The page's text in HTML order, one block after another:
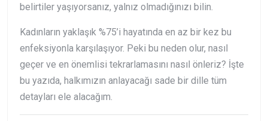
belirtiler yaşıyorsanız, yalnız olmadığınızı bilin.
Kadınların yaklaşık %75’i hayatında en az bir kez bu
enfeksiyonla karşılaşıyor. Peki bu neden olur, nasıl
geçer ve en önemlisi tekrarlamasını nasıl önleriz? İşte
bu yazıda, halkımızın anlayacağı sade bir dille tüm
detayları ele alacağım.